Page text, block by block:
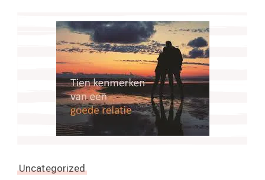
Uncategorized